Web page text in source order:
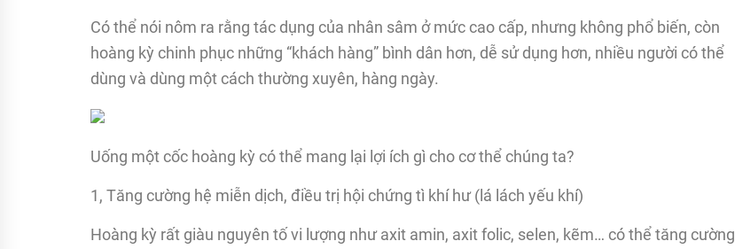
Có thể nói nôm ra rằng tác dụng của nhân sâm ở mức cao cấp, nhưng không phổ biến, còn
hoàng kỳ chinh phục những “khách hàng” bình dân hơn, dễ sử dụng hơn, nhiều người có thể
dùng và dùng một cách thường xuyên, hàng ngày.
Uống một cốc hoàng kỳ có thể mang lại lợi ích gì cho cơ thể chúng ta?
1, Tăng cường hệ miễn dịch, điều trị hội chứng tì khí hư (lá lách yếu khí)
Hoàng kỳ rất giàu nguyên tố vi lượng như axit amin, axit folic, selen, kẽm… có thể tăng cường